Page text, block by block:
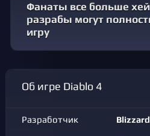
Фанаты все больше
разрабы могут
игру
Об игре Diablo 4
Разработчик